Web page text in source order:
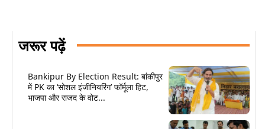
जरूर पढ़ें
Bankipur By Election Result: बांकीपुर
में PK का ‘सोशल इंजीनियरिंग’ फॉर्मूला हिट,
भाजपा और राजद के वोट...